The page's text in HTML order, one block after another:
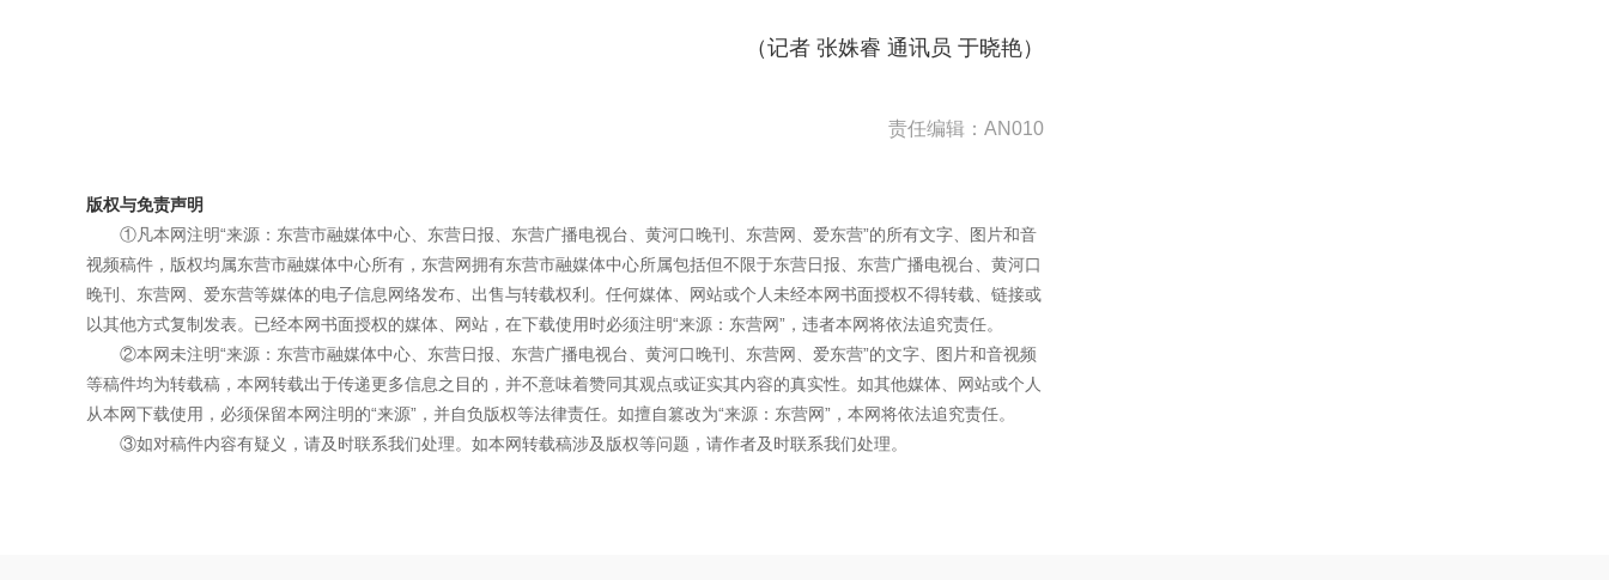
（记者 张姝睿 通讯员 于晓艳）
责任编辑：AN010
版权与免责声明
①凡本网注明“来源：东营市融媒体中心、东营日报、东营广播电视台、黄河口晚刊、东营网、爱东营”的所有文字、图片和音
视频稿件，版权均属东营市融媒体中心所有，东营网拥有东营市融媒体中心所属包括但不限于东营日报、东营广播电视台、黄河口
晚刊、东营网、爱东营等媒体的电子信息网络发布、出售与转载权利。任何媒体、网站或个人未经本网书面授权不得转载、链接或
以其他方式复制发表。已经本网书面授权的媒体、网站，在下载使用时必须注明“来源：东营网”，违者本网将依法追究责任。
②本网未注明“来源：东营市融媒体中心、东营日报、东营广播电视台、黄河口晚刊、东营网、爱东营”的文字、图片和音视频
等稿件均为转载稿，本网转载出于传递更多信息之目的，并不意味着赞同其观点或证实其内容的真实性。如其他媒体、网站或个人
从本网下载使用，必须保留本网注明的“来源”，并自负版权等法律责任。如擅自篡改为“来源：东营网”，本网将依法追究责任。
③如对稿件内容有疑义，请及时联系我们处理。如本网转载稿涉及版权等问题，请作者及时联系我们处理。